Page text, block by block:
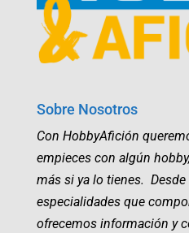
Sobre Nosotros
Con HobbyAfición
empieces con algún
más si ya lo tienes.
especialidades que
ofrecemos información y